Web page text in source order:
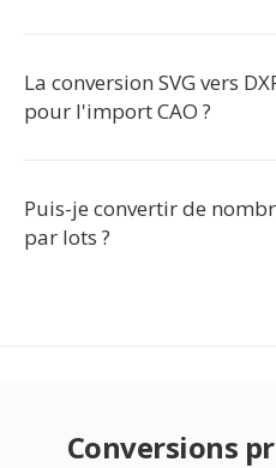
La conversion SVG vers
pour l'import CAO ?
Puis-je convertir de
par lots ?
Conversions